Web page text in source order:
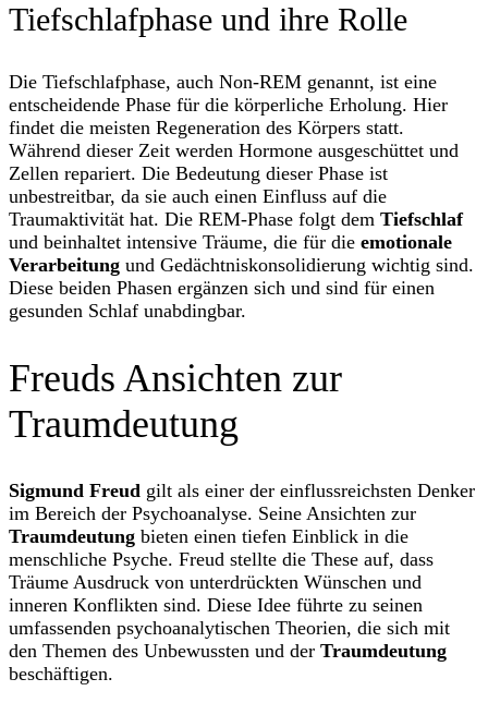
Tiefschlafphase und ihre Rolle
Die Tiefschlafphase, auch Non-REM genannt, ist eine
entscheidende Phase für die körperliche Erholung. Hier
findet die meisten Regeneration des Körpers statt.
Während dieser Zeit werden Hormone ausgeschüttet und
Zellen repariert. Die Bedeutung dieser Phase ist
unbestreitbar, da sie auch einen Einfluss auf die
Traumaktivität hat. Die REM-Phase folgt dem Tiefschlaf
und beinhaltet intensive Träume, die für die emotionale
Verarbeitung und Gedächtniskonsolidierung wichtig sind.
Diese beiden Phasen ergänzen sich und sind für einen
gesunden Schlaf unabdingbar.
Freuds Ansichten zur
Traumdeutung
Sigmund Freud gilt als einer der einflussreichsten Denker
im Bereich der Psychoanalyse. Seine Ansichten zur
Traumdeutung bieten einen tiefen Einblick in die
menschliche Psyche. Freud stellte die These auf, dass
Träume Ausdruck von unterdrückten Wünschen und
inneren Konflikten sind. Diese Idee führte zu seinen
umfassenden psychoanalytischen Theorien, die sich mit
den Themen des Unbewussten und der Traumdeutung
beschäftigen.